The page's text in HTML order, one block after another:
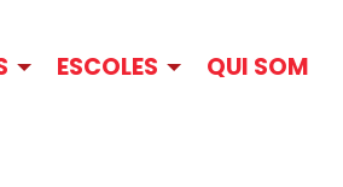
ESCOLES QUI SOM